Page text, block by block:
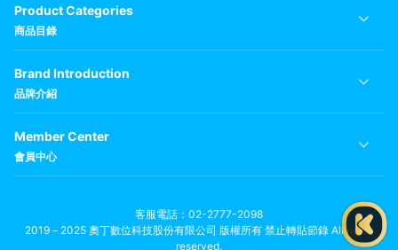
Product Categories
商品目錄
Brand Introduction
品牌介紹
Member Center
會員中心
客服電話
02-2777-2098
2019－2025 奧丁數位科技股份有限公司 版權所有 禁止轉貼節錄 All rights
reserved.